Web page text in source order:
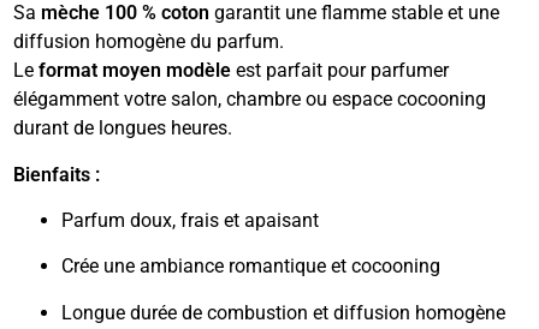
Sa mèche 100 % coton garantit une flamme stable et une
diffusion homogène du parfum.
Leformat moyen modèle est parfait pour parfumer
élégamment votre salon, chambre ou espace cocooning
durant de longues heures.
Bienfaits :
Parfum doux, frais et apaisant
Crée une ambiance romantique et cocooning
Longue durée de combustion et diffusion homogène